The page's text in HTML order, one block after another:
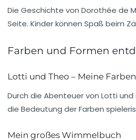
Die Geschichte von Dorothée de
Seite. Kinder können Spaß beim
Farben und Formen
Lotti und Theo – Meine Farben
Durch die Abenteuer von Lotti
die Bedeutung der Farben
Mein großes Wimmelbuch